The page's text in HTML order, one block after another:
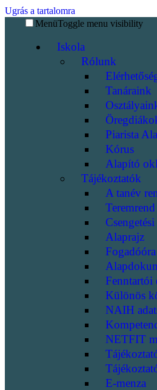
Ugrás a tartalomra
MenüToggle menu visibility
Iskola
Rólunk
Tanáraink
Piarista
Kórus
Alapító
Tájékoztatók
A tanév
Teremrend
Alaprajz
Fogadóóra
Fenntartói
Különös
NAIH
NETFIT
E-menza